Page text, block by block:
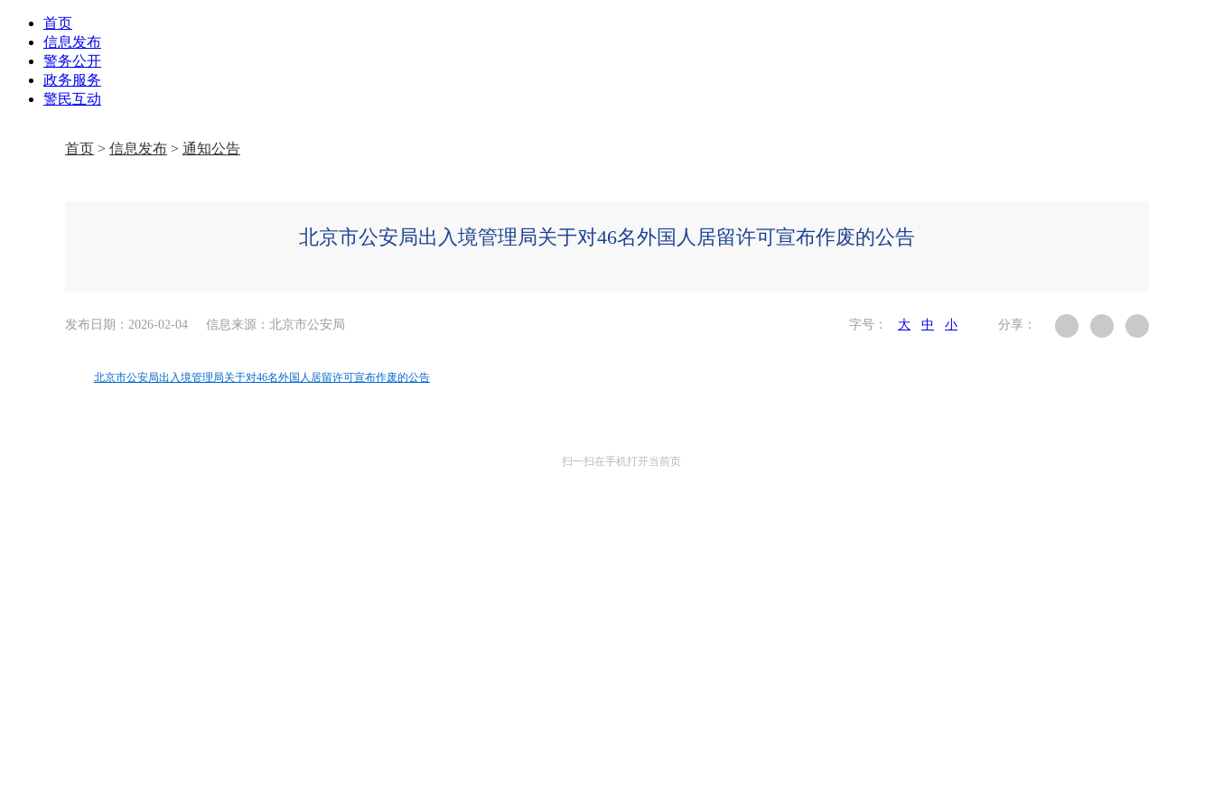
首页
信息发布
警务公开
政务服务
警民互动
首页 > 信息发布 > 通知公告
北京市公安局出入境管理局关于对46名外国人居留许可宣布作废的公告
发布日期：2026-02-04 信息来源：北京市公安局 字号： 大 中 小 分享：
北京市公安局出入境管理局关于对46名外国人居留许可宣布作废的公告
扫一扫在手机打开当前页